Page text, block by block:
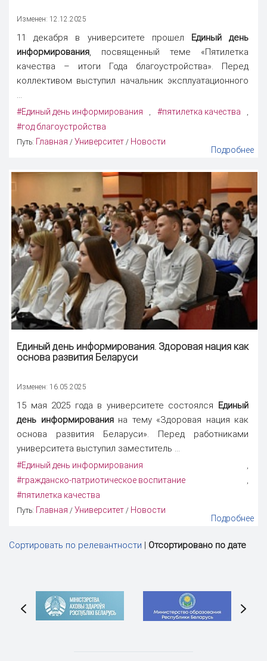
Изменен: 12.12.2025
11 декабря в университете прошел Единый день
информирования, посвященный теме «Пятилетка
качества – итоги Года благоустройства». Перед
коллективом выступил начальник эксплуатационного
...
#Единый день информирования , #пятилетка качества ,
#год благоустройства
Путь: Главная / Университет / Новости
Подробнее
Единый день информирования. Здоровая нация как
основа развития Беларуси
Изменен: 16.05.2025
15 мая 2025 года в университете состоялся
Единый
день информированияна тему «Здоровая нация как
основа развития Беларуси». Перед работниками
университета выступил заместитель ...
#Единый день информирования ,
#гражданско-патриотическое воспитание ,
#пятилетка качества
Путь: Главная / Университет / Новости
Подробнее
Сортировать по релевантности Отсортировано по дате